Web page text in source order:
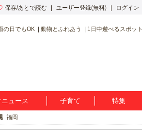
保存/あとで読む ユーザー登録(無料) ログイン
の日でもOK 動物とふれあう 1日中遊べるスポット
ュース 子育て 特集
福岡